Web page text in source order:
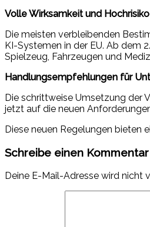
Volle Wirksamkeit und
Die meisten verbleibenden
KI-Systemen in der EU. Ab dem
Spielzeug, Fahrzeugen und
Handlungsempfehlungen für
Die schrittweise Umsetzung der
jetzt auf die neuen
Diese neuen Regelungen bieten
Schreibe einen Kommentar
Deine E-Mail-Adresse wird nicht